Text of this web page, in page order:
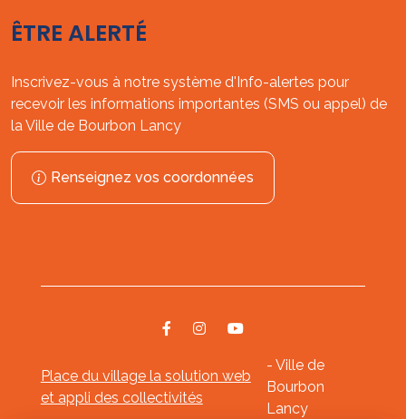
ÊTRE ALERTÉ
Inscrivez-vous à notre système d'Info-alertes pour
recevoir les informations importantes (SMS ou appel) de
la Ville de Bourbon Lancy
Renseignez vos coordonnées
Place du village la solution web
et appli des collectivités
- Ville de
Bourbon
Lancy